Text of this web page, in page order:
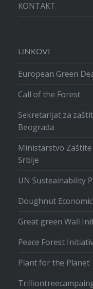
KONTAKT
LINKOVI
European Green
Call of the Forest
Sekretarijat za
Beograda
Ministarstvo Zaštite
Srbije
UN Susteainability
Doughnut
Great green Wall
Peace Forest
Plant for the Planet